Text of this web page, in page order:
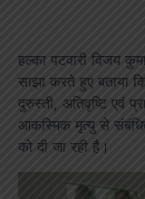
हल्का पटवारी विजय
साझा करते हुए बताया
दुरुस्ती, अतिवृष्टि एवं
आकस्मिक मृत्यु से संबंधित
को दी जा रही है।